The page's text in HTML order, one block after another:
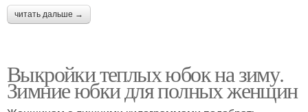
читать дальше →
Выкройки теплых юбок на зиму.
Зимние юбки для полных женщин